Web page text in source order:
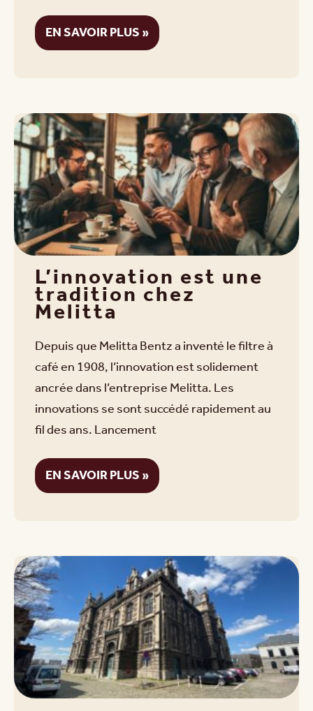
EN SAVOIR PLUS »
L’innovation est une
tradition chez
Melitta
Depuis que Melitta Bentz a inventé le filtre à
café en 1908, l’innovation est solidement
ancrée dans l’entreprise Melitta. Les
innovations se sont succédé rapidement au
fil des ans. Lancement
EN SAVOIR PLUS »